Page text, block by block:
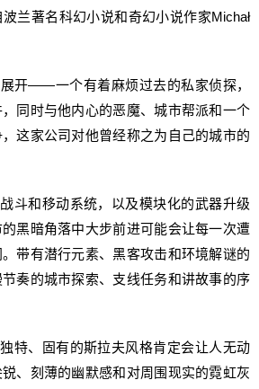
兰著名科幻小说和奇幻小说作家Michał
——一个有着麻烦过去的私家侦探，
同时与他内心的恶魔、城市帮派和一个
这家公司对他曾经称之为自己的城市的
和移动系统，以及模块化的武器升级
黑暗角落中大步前进可能会让每一次遭
带有潜行元素、黑客攻击和环境解谜的
奏的城市探索、支线任务和讲故事的序
、固有的斯拉夫风格肯定会让人无动
、刻薄的幽默感和对周围现实的霓虹灰